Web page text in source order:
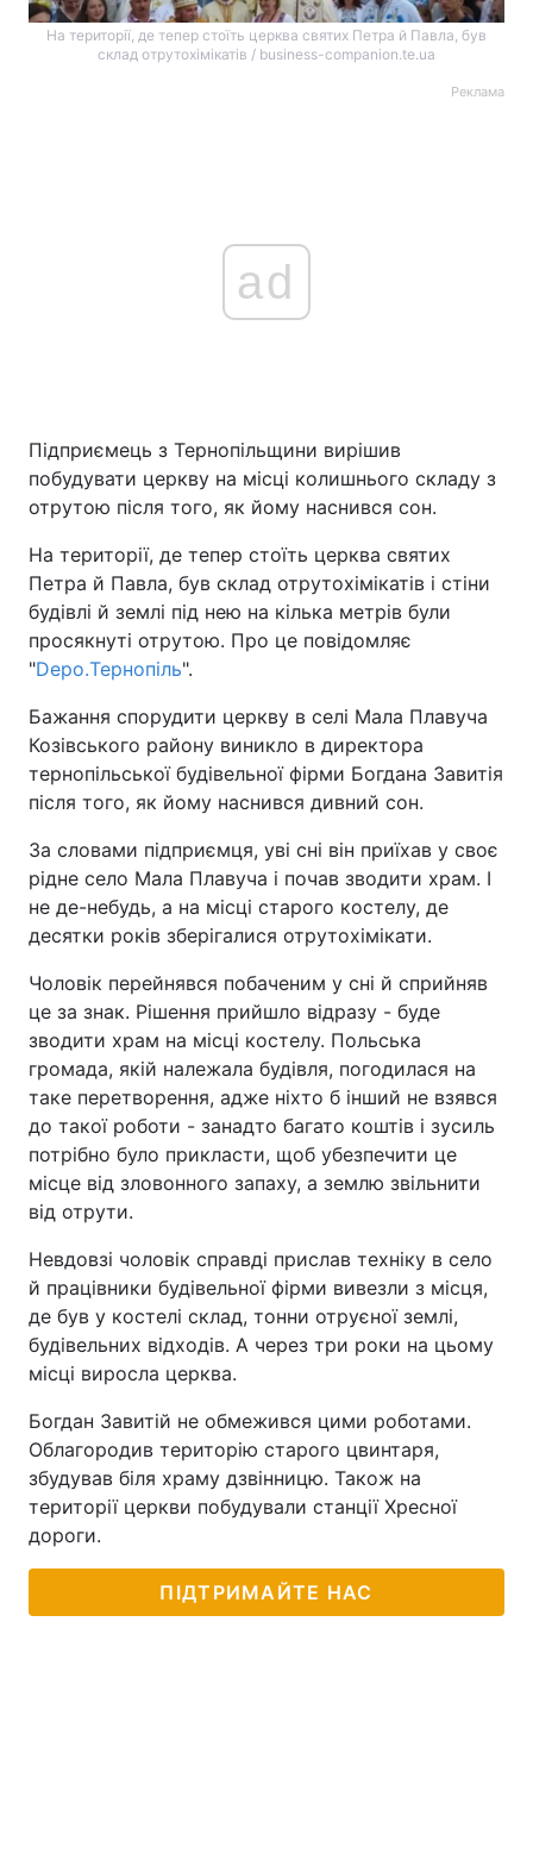
На території, де тепер стоїть церква святих Петра й Павла, був
склад отрутохімікатів / business-companion.te.ua
Реклама
ad
Підприємець з Тернопільщини вирішив
побудувати церкву на місці колишнього складу з
отрутою після того, як йому наснився сон.
На території, де тепер стоїть церква святих
Петра й Павла, був склад отрутохімікатів і стіни
будівлі й землі під нею на кілька метрів були
просякнуті отрутою. Про це повідомляє
"Depo.Тернопіль".
Бажання спорудити церкву в селі Мала Плавуча
Козівського району виникло в директора
тернопільської будівельної фірми Богдана Завитія
після того, як йому наснився дивний сон.
За словами підприємця, уві сні він приїхав у своє
рідне село Мала Плавуча і почав зводити храм. І
не де-небудь, а на місці старого костелу, де
десятки років зберігалися отрутохімікати.
Чоловік перейнявся побаченим у сні й сприйняв
це за знак. Рішення прийшло відразу - буде
зводити храм на місці костелу. Польська
громада, якій належала будівля, погодилася на
таке перетворення, адже ніхто б інший не взявся
до такої роботи - занадто багато коштів і зусиль
потрібно було прикласти, щоб убезпечити це
місце від зловонного запаху, а землю звільнити
від отрути.
Невдовзі чоловік справді прислав техніку в село
й працівники будівельної фірми вивезли з місця,
де був у костелі склад, тонни отруєної землі,
будівельних відходів. А через три роки на цьому
місці виросла церква.
Богдан Завитій не обмежився цими роботами.
Облагородив територію старого цвинтаря,
збудував біля храму дзвінницю. Також на
території церкви побудували станції Хресної
дороги.
ПІДТРИМАЙТЕ НАС